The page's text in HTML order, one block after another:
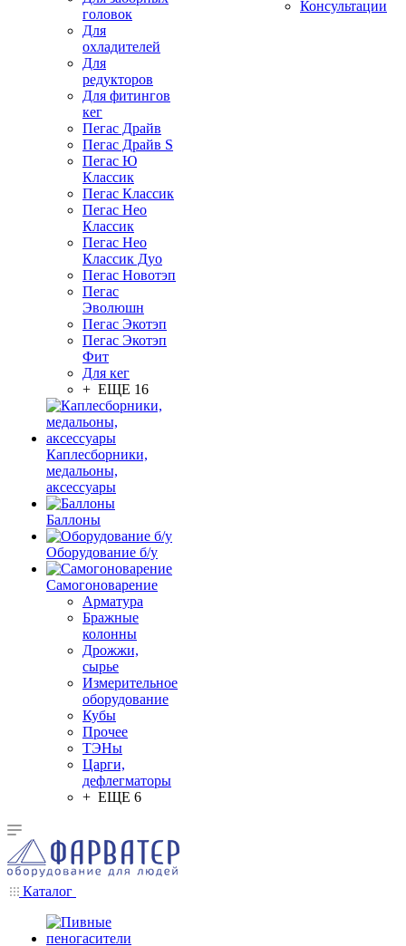
головок
Для
охладителей
Для
редукторов
Для фитингов
кег
Пегас Драйв
Пегас Драйв S
Пегас Ю
Классик
Пегас Классик
Пегас Нео
Классик
Пегас Нео
Классик Дуо
Пегас Новотэп
Пегас
Эволюшн
Пегас Экотэп
Пегас Экотэп
Фит
Для кег
+ ЕЩЕ 16
Каплесборники,
медальоны,
аксессуары
Баллоны
Оборудование б/у
Самогоноварение
Арматура
Бражные
колонны
Дрожжи,
сырье
Измерительное
оборудование
Кубы
Прочее
ТЭНы
Царги,
дефлегматоры
+ ЕЩЕ 6
Консультации
Каталог